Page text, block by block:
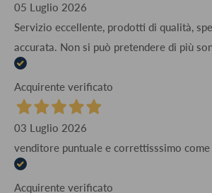
05 Luglio 2026
Servizio eccellente, prodotti di qualità,
accurata. Non si può pretendere di più
Acquirente verificato
03 Luglio 2026
venditore puntuale e correttisssimo come
Acquirente verificato